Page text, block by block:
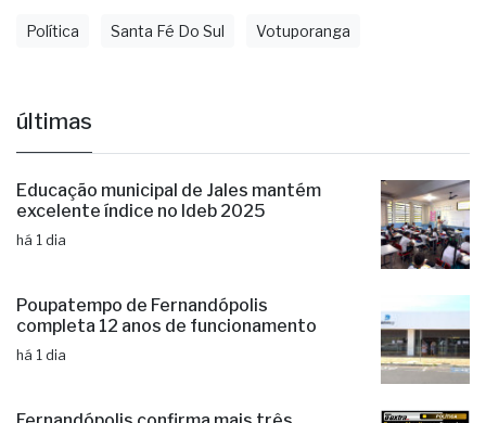
Política Santa Fé Do Sul Votuporanga
últimas
Educação municipal de Jales mantém
excelente índice no Ideb 2025
há 1 dia
Poupatempo de Fernandópolis
completa 12 anos de funcionamento
há 1 dia